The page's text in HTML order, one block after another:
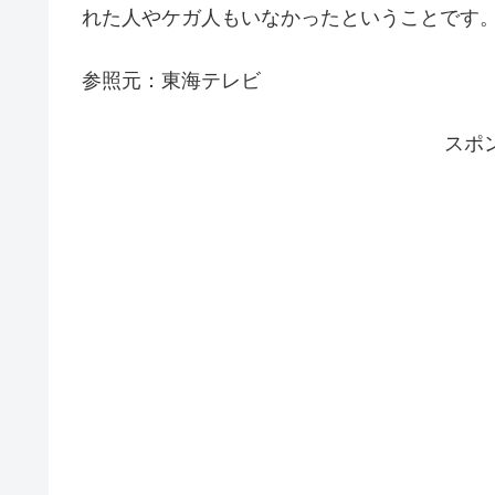
れた人やケガ人もいなかったということです。
参照元：東海テレビ
スポ